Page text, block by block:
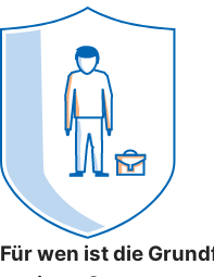
Für wen ist die